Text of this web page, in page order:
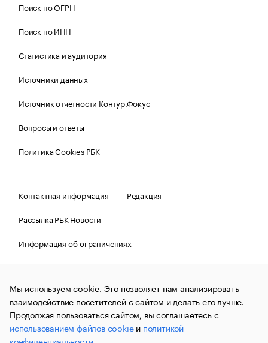
Поиск по ОГРН
Поиск по ИНН
Статистика и аудитория
Источники данных
Источник отчетности Контур.Фокус
Вопросы и ответы
Политика Cookies РБК
Контактная информация
Редакция
Рассылка РБК Новости
Информация об ограничениях
Правовая информация
О соблюдении авторских прав
© АО «РОСБИЗНЕСКОНСАЛТИНГ»,1995–2026.Сообщения
и материалы информационного агентства «РБК»
(зарегистрировано Федеральной службой по надзору в сфере
связи, информационных технологий и массовых
коммуникаций (Роскомнадзор) 09.12.2015 за номером ИА
№ФС77-63848) сопровождаются пометкой «РБК». Отдельные
Мы используем cookie. Это позволяет нам анализировать
взаимодействие посетителей с сайтом и делать его лучше.
Продолжая пользоваться сайтом, вы соглашаетесь с
использованием файлов cookieи политикой